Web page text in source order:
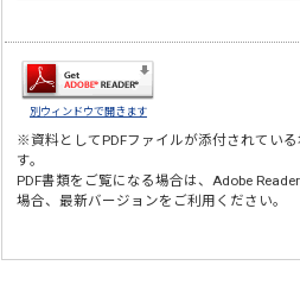
別ウィンドウで開きます
※資料としてPDFファイルが添付されてい
す。
PDF書類をご覧になる場合は、Adobe Reader
場合、最新バージョンをご利用ください。